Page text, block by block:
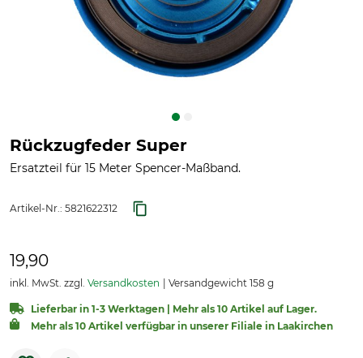
Rückzugfeder Super
Ersatzteil für 15 Meter Spencer-Maßband.
Artikel-Nr.: 5821622312
19,90
inkl. MwSt. zzgl. Versandkosten Versandgewicht 158 g
Lieferbar in 1-3 Werktagen | Mehr als 10 Artikel auf Lager.
Mehr als 10 Artikel verfügbar in unserer Filiale in Laakirchen